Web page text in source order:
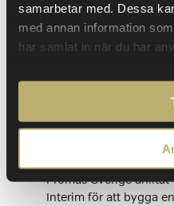
samarbetar med. Dessa
med annan information
har samlat in när du har
Promas slog
2025 – med egen
Rekord i
försäljning på ett år
anställning till första
Promas Sverige
Interim för att bygga